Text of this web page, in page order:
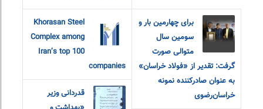
برای چهارمین بار و
سومین سال
متوالی صورت
گرفت: تقدیر از «فولاد خراسان»
به عنوان صادرکننده نمونه
خراسان‌رضوی
Khorasan Steel
Complex among
Iran’s top 100
companies
قدردانی وزیر